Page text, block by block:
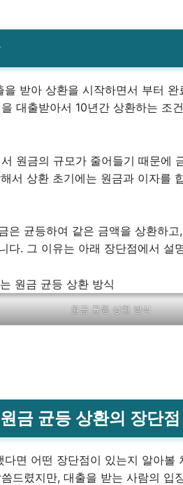
받아 상환을 시작하면서 부터
대출받아서 10년간 상환하는 조
원금의 규모가 줄어들기 때문에
서 상환 초기에는 원금과 이자를
은 균등하여 같은 금액을 상환하
다. 그 이유는 아래 장단점에서 설
원금 균등 상환 방식
금 균등 상환의 장단점
면 어떤 장단점이 있는지 알아볼
드렸지만, 대출을 받는 사람의 입